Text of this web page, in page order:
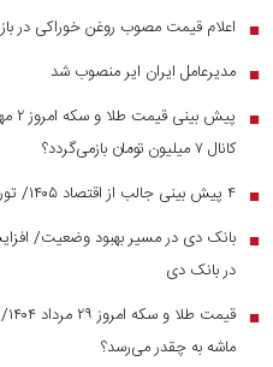
■ اعلام قیمت مصوب روغن خوراکی در
■ مدیرعامل ایران ایر منصوب شد
■
کانال ۷ میلیون تومان بازمی‌گردد؟
■ ۴ پیش بینی جالب از اقتصاد ۱۴۰۵/ تورم و نرخ ارز به چه رقمی می‌رسد؟
■
در بانک دی
■
ماشه به چقدر می‌رسد؟